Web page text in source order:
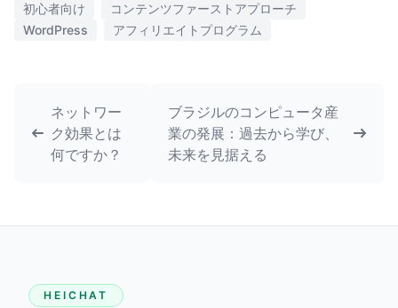
初心者向け
コンテンツファーストアプローチ
WordPress
アフィリエイトプログラム
ネットワー
ク効果とは
何ですか？
ブラジルのコンピュータ産
業の発展：過去から学び、
未来を見据える
HEICHAT